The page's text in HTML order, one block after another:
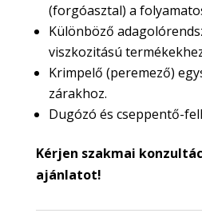
(forgóasztal) a
Különböző
viszkozitású
Krimpelő (peremező)
zárakhoz.
Dugózó és cseppentő-
Kérjen szakmai
ajánlatot!